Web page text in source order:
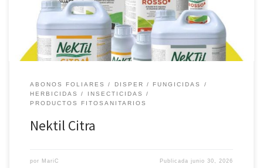
tamaño de gota, y minimizando el escurrimiento, permitiendo un
máximo […]
ABONOS FOLIARES DISPER
FUNGICIDAS
HERBICIDAS
INSECTICIDAS
PRODUCTOS FITOSANITARIOS
Nektil Citra
por MariC Publicadajunio 30, 2026